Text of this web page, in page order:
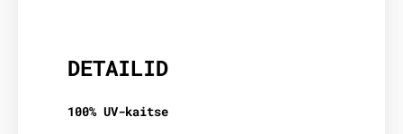
DETAILID
100% UV-kaitse